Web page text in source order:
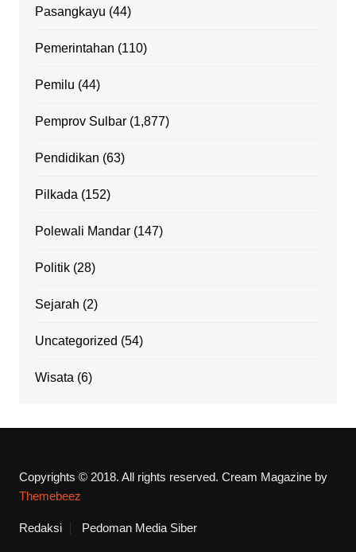
Pasangkayu (44)
Pemerintahan (110)
Pemilu (44)
Pemprov Sulbar(1,877)
Pendidikan (63)
Pilkada (152)
Polewali Mandar(147)
Politik(28)
Sejarah (2)
Uncategorized (54)
Wisata (6)
Copyrights © 2018. All rights reserved. Cream Magazine by
Themebeez
Redaksi Pedoman Media Siber